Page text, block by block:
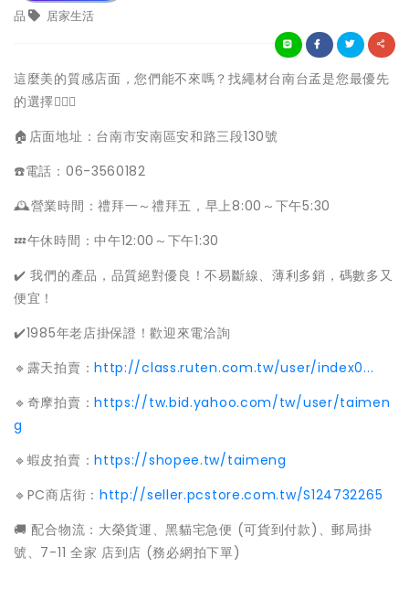
品 居家生活
這麼美的質感店面，您們能不來嗎？找繩材台南台孟是您最優先
的選擇💁🏻‍♀️
🏠店面地址：台南市安南區安和路三段130號
☎️電話：06-3560182
🕰營業時間：禮拜一～禮拜五，早上8:00～下午5:30
💤午休時間：中午12:00～下午1:30
✔️ 我們的產品，品質絕對優良！不易斷線、薄利多銷，碼數多又
便宜！
✔️1985年老店掛保證！歡迎來電洽詢
🔹露天拍賣：http://class.ruten.com.tw/user/index0...
🔹奇摩拍賣：https://tw.bid.yahoo.com/tw/user/taimen
g
🔹蝦皮拍賣：https://shopee.tw/taimeng
🔹PC商店街： http://seller.pcstore.com.tw/S124732265
🚚 配合物流：大榮貨運、黑貓宅急便 (可貨到付款)、郵局掛
號、7-11 全家 店到店 (務必網拍下單)